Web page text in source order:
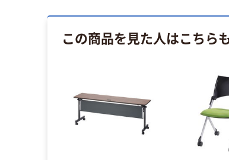
この商品を見た人はこちら